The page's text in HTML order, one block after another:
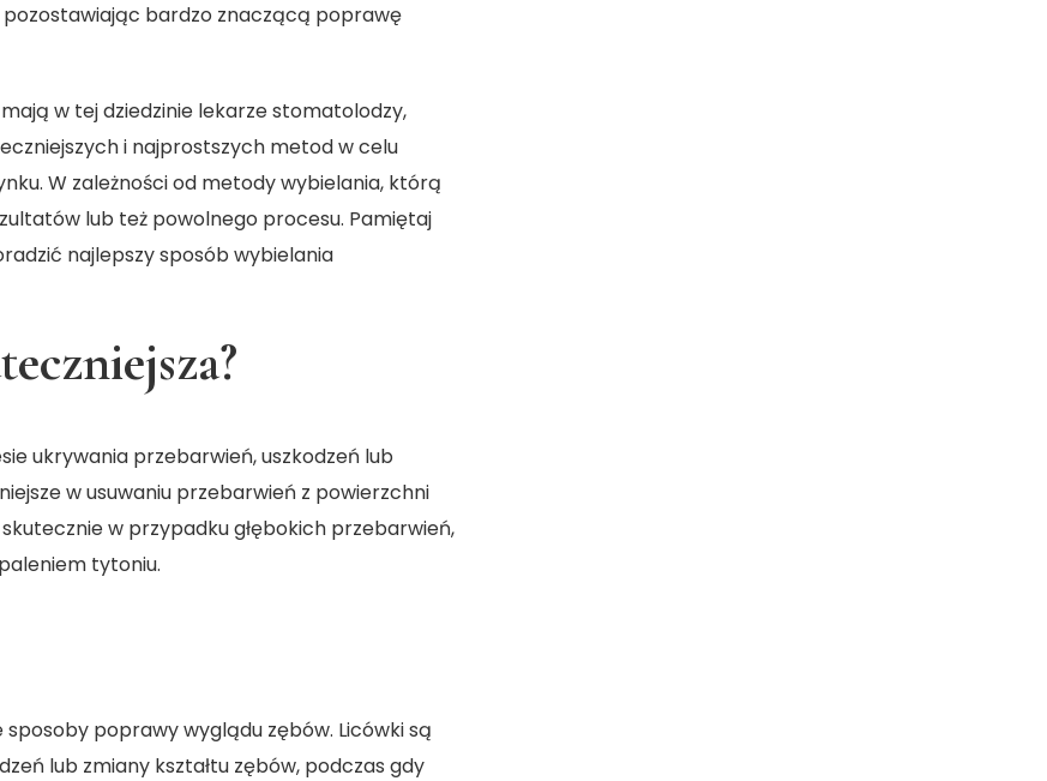
bardzo znaczącą poprawę
w tej dziedzinie lekarze stomatolodzy,
i najprostszych metod w celu
W zależności od metody wybielania, którą
lub też powolnego procesu. Pamiętaj
najlepszy sposób wybielania
ukrywania przebarwień, uszkodzeń lub
w usuwaniu przebarwień z powierzchni
w przypadku głębokich przebarwień,
tytoniu.
poprawy wyglądu zębów. Licówki są
lub zmiany kształtu zębów, podczas gdy